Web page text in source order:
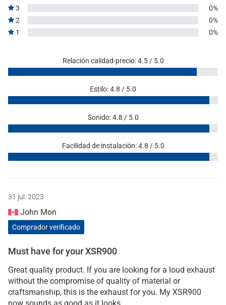
3
0%
2
0%
1
0%
Relación calidad-precio: 4.5 / 5.0
Estilo: 4.8 / 5.0
Sonido: 4.8 / 5.0
Facilidad de instalación: 4.8 / 5.0
31 jul. 2023
John Mon
Comprador verificado
Must have for your XSR900
Great quality product. If you are looking for a loud exhaust
without the compromise of quality of material or
craftsmanship, this is the exhaust for you. My XSR900